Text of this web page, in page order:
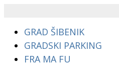
GRAD ŠIBENIK
GRADSKI PARKING
FRA MA FU